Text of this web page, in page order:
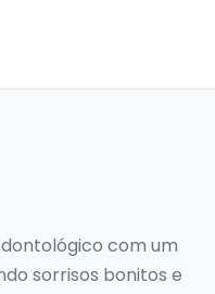
com um
sorrisos bonitos e